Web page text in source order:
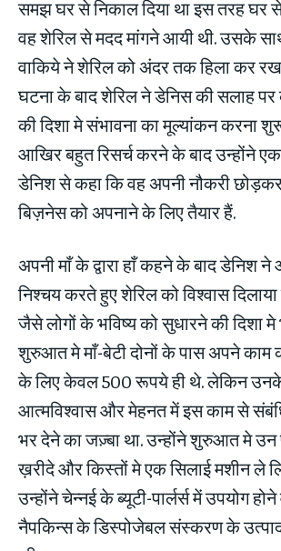
समझ घर से निकाल दिया था इस तरह घर
वह शेरिल से मदद मांगने आयी थी. उसके
वाकिये ने शेरिल को अंदर तक हिला कर रख
घटना के बाद शेरिल ने डेनिस की सलाह
की दिशा मे संभावना का मूल्यांकन करना
आखिर बहुत रिसर्च करने के बाद उन्होंने
डेनिश से कहा कि वह अपनी नौकरी
बिज़नेस को अपनाने के लिए तैयार हैं.
अपनी माँ के द्वारा हाँ कहने के बाद डेनिश
निश्चय करते हुए शेरिल को विश्वास
जैसे लोगों के भविष्य को सुधारने की दिशा मे
शुरुआत मे माँ-बेटी दोनों के पास अपने
के लिए केवल 500 रूपये ही थे. लेकिन
आत्मविश्वास और मेहनत में इस काम से
भर देने का जज़्बा था. उन्होंने शुरुआत मे
ख़रीदे और किस्तों मे एक सिलाई मशीन ले
उन्होंने चेन्नई के ब्यूटी-पार्लर्स में उपयोग
नैपकिन्स के डिस्पोजेबल संस्करण के